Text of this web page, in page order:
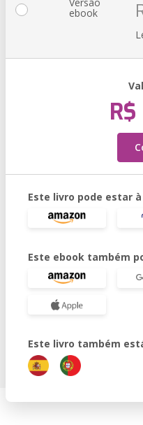
ebook
Este livro pode estar
Este ebook também
Este livro também